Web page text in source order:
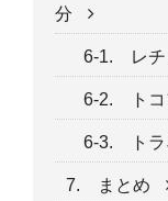
分
6-1. レチ
6-2. トコ
6-3. トラ
7. まとめ